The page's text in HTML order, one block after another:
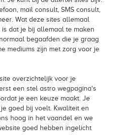
mail consult, SMS consult,
Wat deze sites allemaal
dat je bij allemaal te maken
begaafden die je graag
mediums zijn met zorg voor je
overzichtelijk voor je
een stel astro wegpagina's
je een keuze maakt. Je
goed bij voelt. Kwaliteit en
hoog in het vaandel en we
goed hebben ingelicht